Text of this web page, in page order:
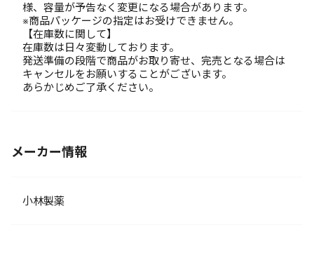
様、容量が予告なく変更になる場合があります。
※商品パッケージの指定はお受けできません。
【在庫数に関して】
在庫数は日々変動しております。
発送準備の段階で商品がお取り寄せ、完売となる場合は
キャンセルをお願いすることがございます。
あらかじめご了承ください。
メーカー情報
小林製薬